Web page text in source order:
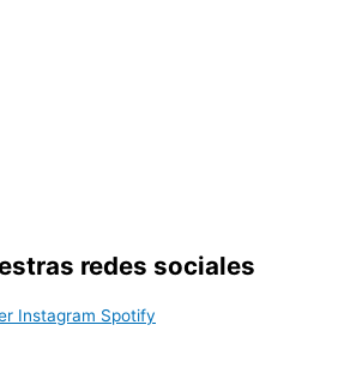
redes sociales
Instagram Spotify